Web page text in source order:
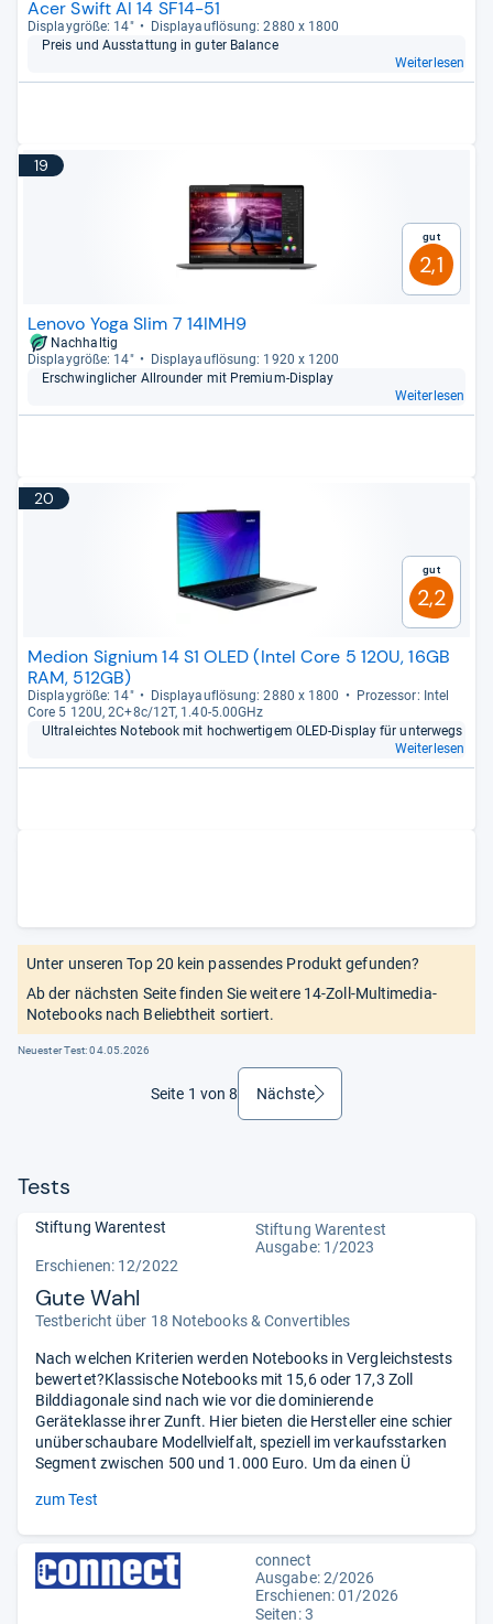
Acer Swift AI 14 SF14-51
Dis­play­größe: 14"
Dis­pla­yauf­lö­sung: 2880 x 1800
Preis und Aus­stat­tung in guter Balance
Weiterlesen
19
Gut
2,1
Lenovo Yoga Slim 7 14IMH9
Nachhaltig
Dis­play­größe: 14"
Dis­pla­yauf­lö­sung: 1920 x 1200
Erschwing­li­cher All­roun­der mit Pre­mium-​Dis­play
Weiterlesen
20
Gut
2,2
Medion Signium 14 S1 OLED (Intel Core 5 120U, 16GB
RAM, 512GB)
Dis­play­größe: 14" Dis­pla­yauf­lö­sung: 2880 x 1800
Pro­zes­sor: Intel
Core 5 120U, 2C+8c/12T, 1.40-​5.00GHz
Ultra­leich­tes Note­book mit hoch­wer­ti­gem OLED-​Dis­play für unter­wegs
Weiterlesen
Unter unseren Top 20 kein passendes Produkt gefunden?
Ab der nächsten Seite finden Sie weitere 14-Zoll-Multimedia-
Notebooks nach Beliebtheit sortiert.
Neuester Test:04.05.2026
Seite 1 von 8 Nächsteweiter
Tests
Stiftung Warentest
Stiftung Warentest
Ausgabe: 1/2023
Erschienen: 12/2022
Gute Wahl
Testbericht über 18 Notebooks & Convertibles
Nach welchen Kriterien werden Notebooks in Vergleichstests
bewertet?Klassische Notebooks mit 15,6 oder 17,3 Zoll
Bilddiagonale sind nach wie vor die dominierende
Geräteklasse ihrer Zunft. Hier bieten die Hersteller eine schier
unüberschaubare Modellvielfalt, speziell im verkaufsstarken
Segment zwischen 500 und 1.000 Euro. Um da einen Ü
zum Test
connect
Ausgabe: 2/2026
Erschienen: 01/2026
Seiten: 3